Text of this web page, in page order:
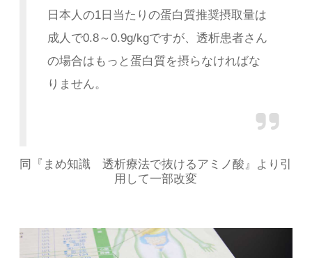
日本人の1日当たりの蛋白質推奨摂取量は
成人で0.8～0.9g/kgですが、透析患者さん
の場合はもっと蛋白質を摂らなければな
りません。
同『まめ知識 透析療法で抜けるアミノ酸』より引
用して一部改変